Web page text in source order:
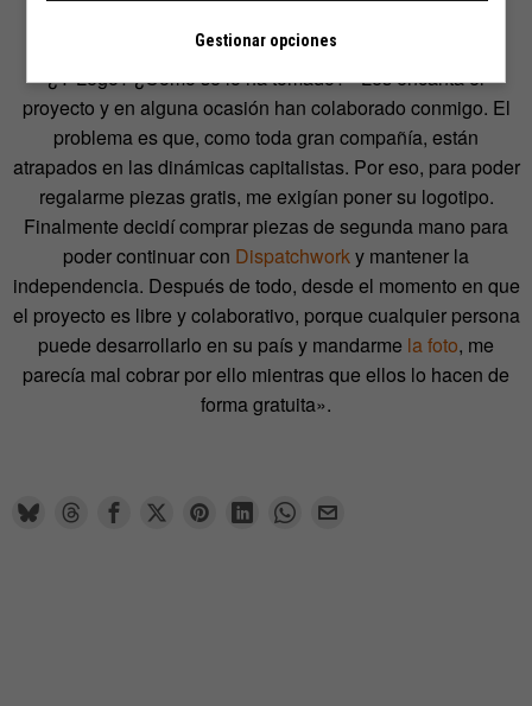
¿Y Lego? ¿Cómo se lo ha tomado? «Les encanta el
proyecto y en alguna ocasión han colaborado conmigo. El
problema es que, como toda gran compañía, están
atrapados en las dinámicas capitalistas. Por eso, para poder
regalarme piezas gratis, me exigían poner su logotipo.
Finalmente decidí comprar piezas de segunda mano para
poder continuar con Dispatchworky mantener la
independencia. Después de todo, desde el momento en que
el proyecto es libre y colaborativo, porque cualquier persona
puede desarrollarlo en su país y mandarme la foto, me
parecía mal cobrar por ello mientras que ellos lo hacen de
forma gratuita».
Gestionar opciones